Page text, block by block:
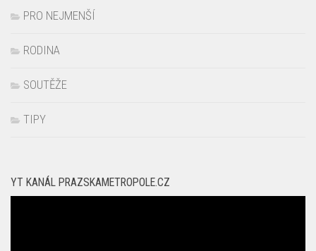
PRO NEJMENŠÍ
RODINA
SOUTĚŽE
TIPY
YT KANÁL PRAZSKAMETROPOLE.CZ